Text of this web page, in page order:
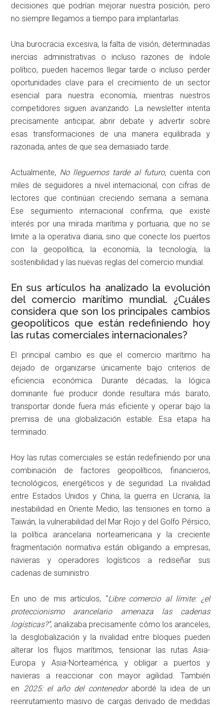
decisiones que podrían mejorar nuestra posición, pero
no siempre llegamos a tiempo para implantarlas.
Una burocracia excesiva, la falta de visión, determinadas
inercias administrativas o incluso razones de índole
político, pueden hacernos llegar tarde o incluso perder
oportunidades clave para el crecimiento de un sector
esencial para nuestra economía, mientras nuestros
competidores siguen avanzando. La newsletter intenta
precisamente anticipar, abrir debate y advertir sobre
esas transformaciones de una manera equilibrada y
razonada, antes de que sea demasiado tarde.
Actualmente, No lleguemos tarde al futuro,cuenta con
miles de seguidores a nivel internacional, con cifras de
lectores que continúan creciendo semana a semana.
Ese seguimiento internacional confirma, que existe
interés por una mirada marítima y portuaria, que no se
limite a la operativa diaria, sino que conecte los puertos
con la geopolítica, la economía, la tecnología, la
sostenibilidad y las nuevas reglas del comercio mundial.
En sus artículos ha analizado la evolución
del comercio marítimo mundial. ¿Cuáles
considera que son los principales cambios
geopolíticos que están redefiniendo hoy
las rutas comerciales internacionales?
El principal cambio es que el comercio marítimo ha
dejado de organizarse únicamente bajo criterios de
eficiencia económica. Durante décadas, la lógica
dominante fue producir donde resultara más barato,
transportar donde fuera más eficiente y operar bajo la
premisa de una globalización estable. Esa etapa ha
terminado.
Hoy las rutas comerciales se están redefiniendo por una
combinación de factores geopolíticos, financieros,
tecnológicos, energéticos y de seguridad. La rivalidad
entre Estados Unidos y China, la guerra en Ucrania, la
inestabilidad en Oriente Medio, las tensiones en torno a
Taiwán, la vulnerabilidad del Mar Rojo y del Golfo Pérsico,
la política arancelaria norteamericana y la creciente
fragmentación normativa están obligando a empresas,
navieras y operadores logísticos a rediseñar sus
cadenas de suministro.
En uno de mis artículos, “Libre comercio al límite: ¿el
proteccionismo arancelario amenaza las cadenas
logísticas?”, analizaba precisamente cómo los aranceles,
la desglobalización y la rivalidad entre bloques pueden
alterar los flujos marítimos, tensionar las rutas Asia-
Europa y Asia-Norteamérica, y obligar a puertos y
navieras a reaccionar con mayor agilidad. También
en 2025: el año del contenedorabordé la idea de un
reenrutamiento masivo de cargas derivado de medidas